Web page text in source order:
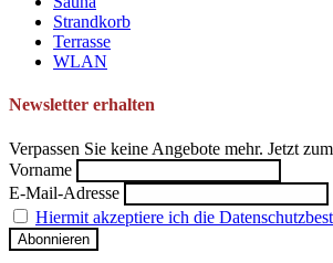
Strandkorb
Terrasse
WLAN
Newsletter erhalten
Verpassen Sie keine Angebote mehr. Jetzt
Vorname
E-Mail-Adresse
Hiermit akzeptiere ich die